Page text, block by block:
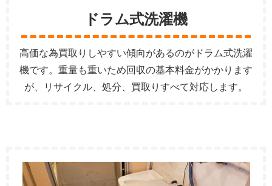
ドラム式洗濯機
高価な為買取りしやすい傾向があるのがドラム式洗濯
機です。重量も重いため回収の基本料金がかかります
が、リサイクル、処分、買取りすべて対応します。